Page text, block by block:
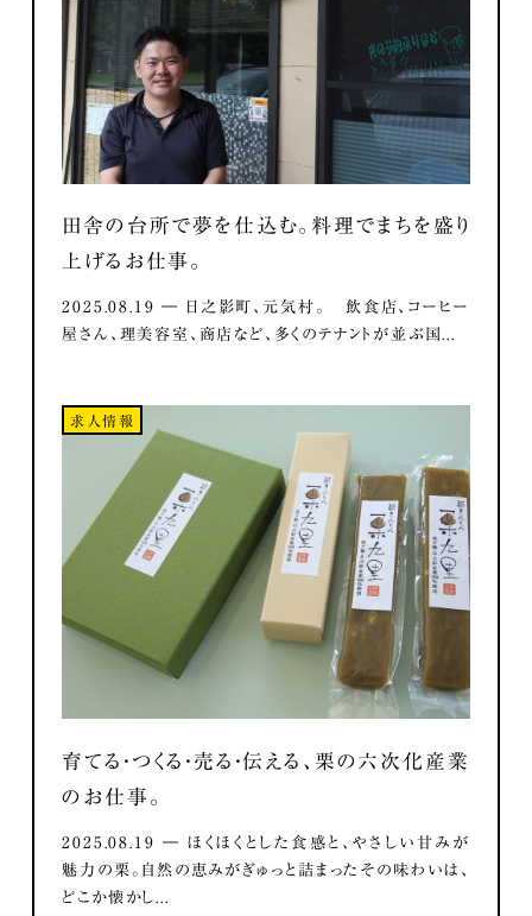
田舎の台所で夢を仕込む。料理でまちを盛り
上げるお仕事。
2025.08.19 ― 日之影町、元気村。 飲食店、コーヒー
屋さん、理美容室、商店など、多くのテナントが並ぶ国...
求人情報
育てる・つくる・売る・伝える、栗の六次化産業
のお仕事。
2025.08.19 ― ほくほくとした食感と、やさしい甘みが
魅力の栗。自然の恵みがぎゅっと詰まったその味わいは、
どこか懐かし...